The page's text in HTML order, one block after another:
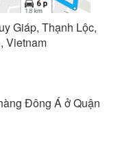
Giáp, Thạnh Lộc,
Vietnam
Đông Á ở Quận